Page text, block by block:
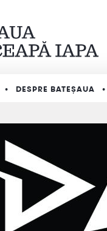
DESPRE BATEȘAUA